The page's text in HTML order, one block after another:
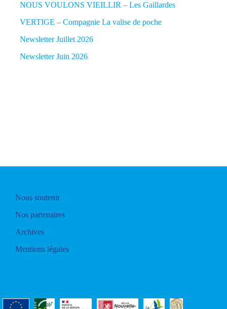
NOUS VOULONS VIEILLIR – Les Gaillardes
VERTIGE – Compagnie La valise de poche
Newsletter Juillet 2026
Newsletter Juin 2026
Nous soutenir
Nos partenaires
Archives
Mentions légales